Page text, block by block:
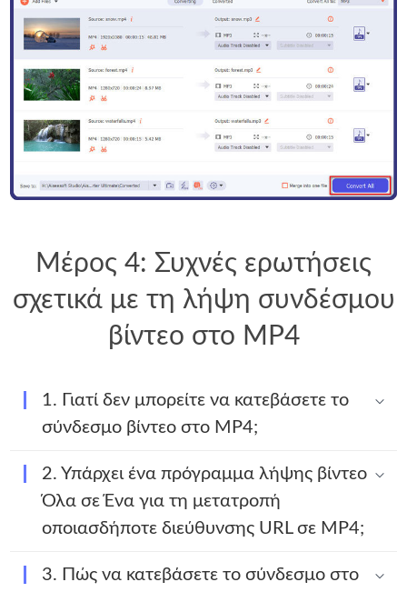
Μέρος 4: Συχνές ερωτήσεις
σχετικά με τη λήψη συνδέσμου
βίντεο στο MP4
1. Γιατί δεν μπορείτε να κατεβάσετε το
σύνδεσμο βίντεο στο MP4;
2. Υπάρχει ένα πρόγραμμα λήψης βίντεο
Όλα σε Ένα για τη μετατροπή
οποιασδήποτε διεύθυνσης URL σε MP4;
3. Πώς να κατεβάσετε το σύνδεσμο στο